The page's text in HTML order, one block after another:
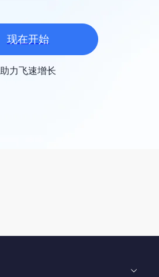
现在开始
助力飞速增长